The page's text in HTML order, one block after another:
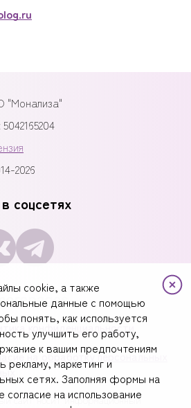
2026
соцсетях
конфиденциальности
на обработку персональных
сайт носит информационный
cookie, а также
данные с помощью
понять, как используется
улучшить его работу,
к вашим предпочтениям
рекламу, маркетинг и
сетях. Заполняя формы на
на использование